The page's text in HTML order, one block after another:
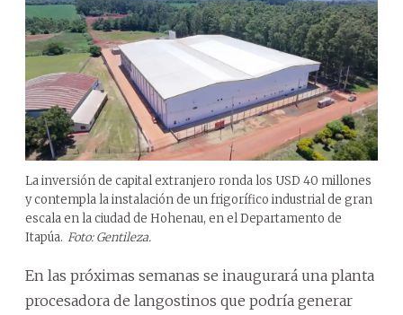
La inversión de capital extranjero ronda los USD 40 millones
y contempla la instalación de un frigorífico industrial de gran
escala en la ciudad de Hohenau, en el Departamento de
Itapúa. Foto: Gentileza.
En las próximas semanas se inaugurará una planta
procesadora de langostinos que podría generar